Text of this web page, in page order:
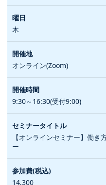
木
オンライン(Zoom)
9:30～16:30(受付9:00)
【オンラインセミナー】働
ー
14,300